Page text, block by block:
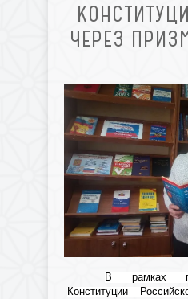
ЧЕРЕЗ
В рамках
Конституции